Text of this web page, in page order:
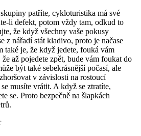
patříte, cykloturistika má své
li defekt, potom vždy tam, odkud to
že když všechny vaše pokusy
z nářadí stát kladivo, proto je načase
také je, že když jedete, fouká vám
až pojedete zpět, bude vám foukat do
být také sebekrásnější počasí, ale
v závislosti na rostoucí
musíte vrátit. A když se ztratíte,
se. Proto bezpečně na šlapkách